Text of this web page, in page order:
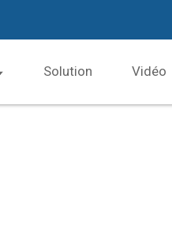
Solution Vidéo